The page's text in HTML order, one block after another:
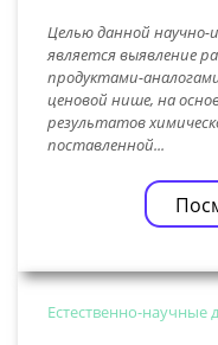
Целью данной научно-
является выявление
продуктами-
ценовой нише, на
результатов
поставленной...
Естественно-научные